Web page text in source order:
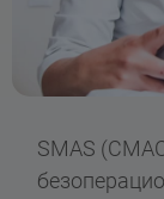
SMAS